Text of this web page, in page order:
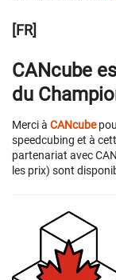
[FR]
CANcube
du
Merci à CANcube
speedcubing et à
partenariat avec
les prix) sont